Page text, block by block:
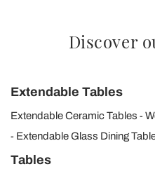
Discover
Extendable Tables
Extendable Ceramic Tables
Extendable Glass Dining
Tables